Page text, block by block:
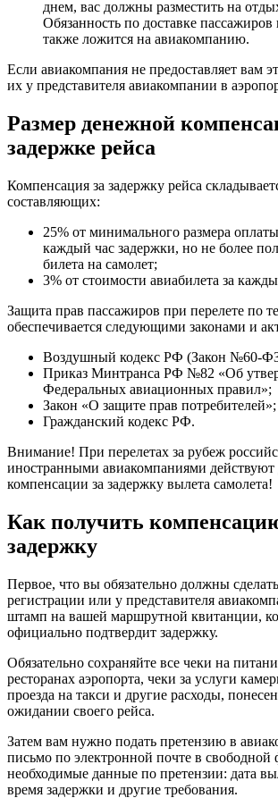
днем, вас должны разместить на
Обязанность по доставке пассажиров
также ложится на авиакомпанию.
Если авиакомпания не предоставляет вам
их у представителя авиакомпании в
Размер денежной
задержке рейса
Компенсация за задержку рейса
составляющих:
25% от минимального размера
каждый час задержки, но не более
билета на самолет;
3% от стоимости авиабилета за
Защита прав пассажиров при перелете по
обеспечивается следующими законами и
Воздушный кодекс РФ (Закон №60-
Приказ Минтранса РФ №82 «Об
Федеральных авиационных правил»;
Закон «О защите прав потребителей»;
Гражданский кодекс РФ.
Внимание! При перелетах за рубеж
иностранными авиакомпаниями действуют
компенсации за задержку вылета самолета!
Как получить
задержку
Первое, что вы обязательно должны
регистрации или у представителя
штамп на вашей маршрутной квитанции,
официально подтвердит задержку.
Обязательно сохраняйте все чеки на
ресторанах аэропорта, чеки за услуги
проезда на такси и другие расходы,
ожидании своего рейса.
Затем вам нужно подать претензию в
письмо по электронной почте в свободной
необходимые данные по претензии: дата
время задержки и другие требования.